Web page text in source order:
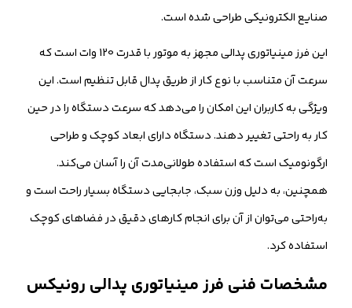
صنایع الکترونیکی طراحی شده است.
این فرز مینیاتوری پدالی مجهز به موتور با قدرت 120 وات است که
سرعت آن متناسب با نوع کار از طریق پدال قابل تنظیم است. این
ویژگی به کاربران این امکان را می‌دهد که سرعت دستگاه را در حین
کار به راحتی تغییر دهند. دستگاه دارای ابعاد کوچک و طراحی
ارگونومیک است که استفاده طولانی‌مدت آن را آسان می‌کند.
همچنین، به دلیل وزن سبک، جابجایی دستگاه بسیار راحت است و
به‌راحتی می‌توان از آن برای انجام کارهای دقیق در فضاهای کوچک
استفاده کرد.
مشخصات فنی فرز مینیاتوری پدالی رونیکس